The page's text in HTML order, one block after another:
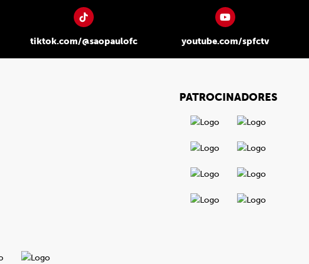
tiktok.com/@saopaulofc youtube.com/spfctv
PATROCINADORES